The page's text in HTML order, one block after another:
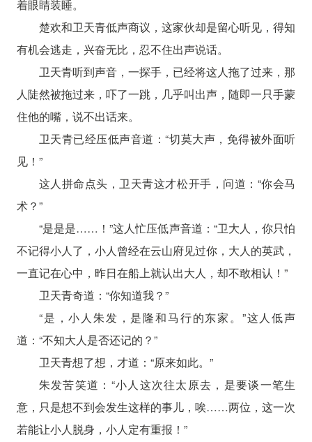
着眼睛装睡。
楚欢和卫天青低声商议，这家伙却是留心听见，得知
有机会逃走，兴奋无比，忍不住出声说话。
卫天青听到声音，一探手，已经将这人拖了过来，那
人陡然被拖过来，吓了一跳，几乎叫出声，随即一只手蒙
住他的嘴，说不出话来。
卫天青已经压低声音道：“切莫大声，免得被外面听
见！”
这人拼命点头，卫天青这才松开手，问道：“你会马
术？”
“是是是……！”这人忙压低声音道：“卫大人，你只怕
不记得小人了，小人曾经在云山府见过你，大人的英武，
一直记在心中，昨日在船上就认出大人，却不敢相认！”
卫天青奇道：“你知道我？”
“是，小人朱发，是隆和马行的东家。”这人低声
道：“不知大人是否还记的？”
卫天青想了想，才道：“原来如此。”
朱发苦笑道：“小人这次往太原去，是要谈一笔生
意，只是想不到会发生这样的事儿，唉……两位，这一次
若能让小人脱身，小人定有重报！”